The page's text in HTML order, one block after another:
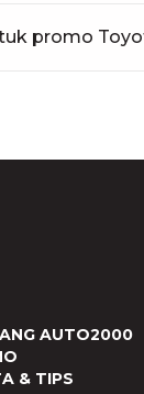
promo
AUTO2000
& TIPS